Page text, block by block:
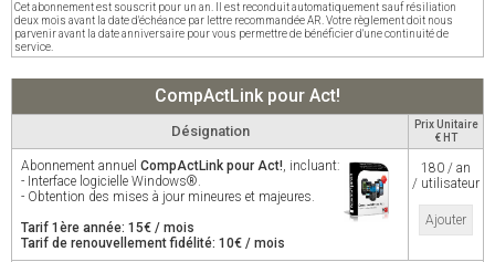
Cet abonnement est souscrit pour un an. Il est reconduit automatiquement sauf résiliation
deux mois avant la date d'échéance par lettre recommandée AR. Votre règlement doit nous
parvenir avant la date anniversaire pour vous permettre de bénéficier d'une continuité de
service.
CompActLink pour Act!
Désignation
Prix Unitaire
€ HT
Abonnement annuel CompActLink pour Act!, incluant:
- Interface logicielle Windows®.
- Obtention des mises à jour mineures et majeures.
Tarif 1ère année: 15€ / mois
Tarif de renouvellement fidélité: 10€ / mois
180 / an
/ utilisateur
Ajouter